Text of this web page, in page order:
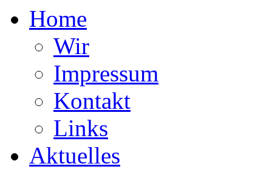
Home
Wir
Impressum
Kontakt
Links
Aktuelles